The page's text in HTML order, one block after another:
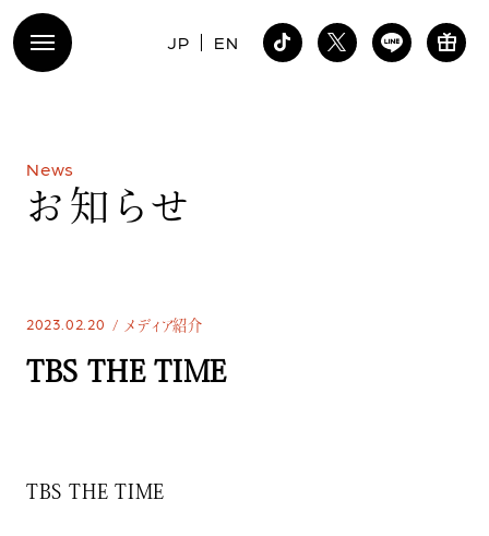
JP EN
News
お 知 ら せ
2023.02.20 メディア紹介
TBS THE TIME
TBS THE TIME